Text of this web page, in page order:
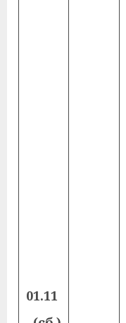
01.11